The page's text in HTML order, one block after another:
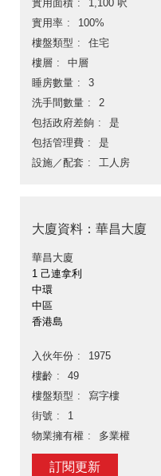
實用面積
1,100 呎
實用率
100%
樓盤類型
住宅
樓層
中層
睡房數量
3
洗手間數量
2
包括政府差餉
是
包括管理費
是
設施／配套
工人房
大廈資料：華昌大廈
華昌大廈
1 己連拿利
中環
中區
香港島
入伙年份
1975
樓齡
49
樓盤類型
寫字樓
街號
1
物業擁有權
多業權
訂閱更新